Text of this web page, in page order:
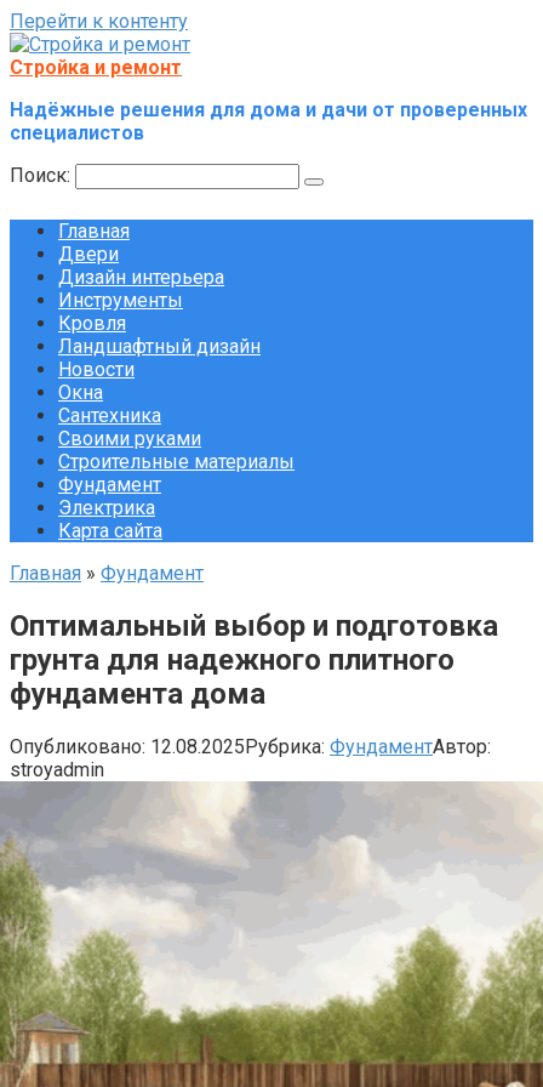
Перейти к контенту
Стройка и ремонт
Надёжные решения для дома и дачи от проверенных
специалистов
Поиск:
Главная
Двери
Дизайн интерьера
Инструменты
Кровля
Ландшафтный дизайн
Новости
Окна
Сантехника
Своими руками
Строительные материалы
Фундамент
Электрика
Карта сайта
Главная » Фундамент
Оптимальный выбор и подготовка
грунта для надежного плитного
фундамента дома
Опубликовано: 12.08.2025Рубрика: ФундаментАвтор:
stroyadmin